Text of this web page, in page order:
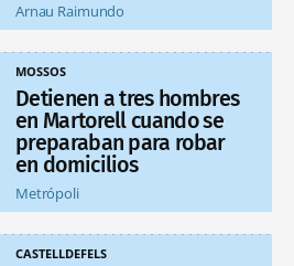
Arnau Raimundo
MOSSOS
Detienen a tres hombres
en Martorell cuando se
preparaban para robar
en domicilios
Metrópoli
CASTELLDEFELS